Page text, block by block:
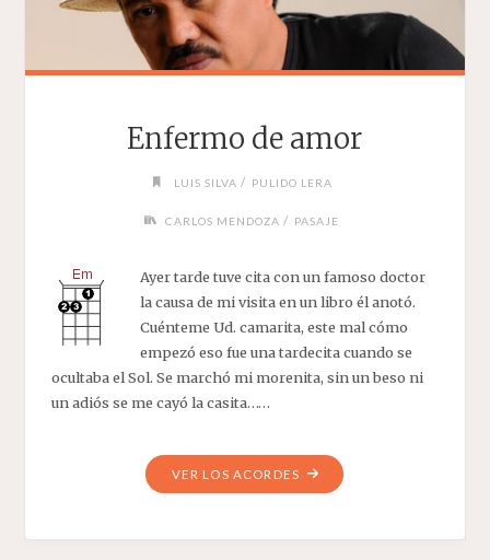
Enfermo de amor
LUIS SILVA / PULIDO LERA
CARLOS MENDOZA / PASAJE
Ayer tarde tuve cita con un famoso doctor
la causa de mi visita en un libro él anotó.
Cuénteme Ud. camarita, este mal cómo
empezó eso fue una tardecita cuando se
ocultaba el Sol. Se marchó mi morenita, sin un beso ni
un adiós se me cayó la casita……
VER LOS ACORDES"ENFERMO